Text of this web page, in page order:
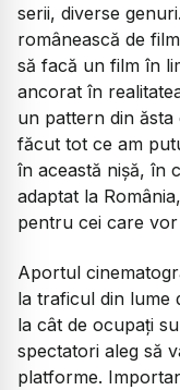
serii, diverse
românească de
să facă un film în
ancorat în
un pattern din ăsta
făcut tot ce am
în această nișă, în
adaptat la
pentru cei care
Aportul
la traficul din lume
la cât de ocupați
spectatori aleg să
platforme.